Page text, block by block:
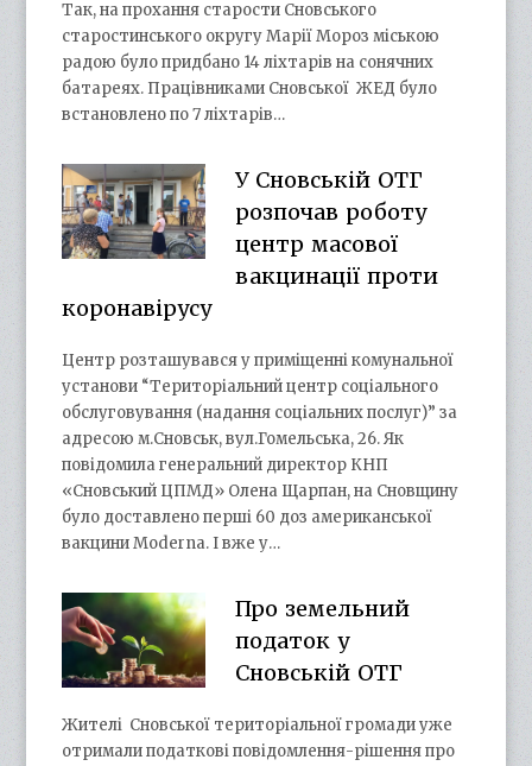
Так, на прохання старости Сновського
старостинського округу Марії Мороз міською
радою було придбано 14 ліхтарів на сонячних
батареях. Працівниками Сновської ЖЕД було
встановлено по 7 ліхтарів…
У Сновській ОТГ
розпочав роботу
центр масової
вакцинації проти
коронавірусу
Центр розташувався у приміщенні комунальної
установи “Територіальний центр соціального
обслуговування (надання соціальних послуг)” за
адресою м.Сновськ, вул.Гомельська, 26. Як
повідомила генеральний директор КНП
«Сновський ЦПМД» Олена Щарпан, на Сновщину
було доставлено перші 60 доз американської
вакцини Moderna. І вже у…
Про земельний
податок у
Сновській ОТГ
Жителі Сновської територіальної громади уже
отримали податкові повідомлення-рішення про